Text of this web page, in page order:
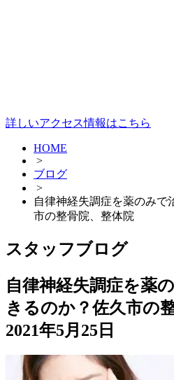
詳しいアクセス情報はこちら
HOME
>
ブログ
>
自律神経失調症を薬のみで
市の整骨院、整体院
スタッフブログ
自律神経失調症を薬
きるのか？佐久市の
2021年5月25日